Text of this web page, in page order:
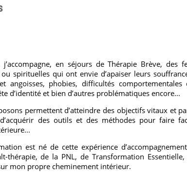
j’accompagne, en séjours de Thérapie Brève,
spirituelles qui ont envie d’apaiser leurs
angoisses, phobies, difficultés
d’identité et bien d’autres problématiques encore...
permettent d’atteindre des objectifs vitaux et
des outils et des méthodes pour faire
est né de cette expérience
thérapie, de la PNL, de Transformation
mon propre cheminement intérieur.